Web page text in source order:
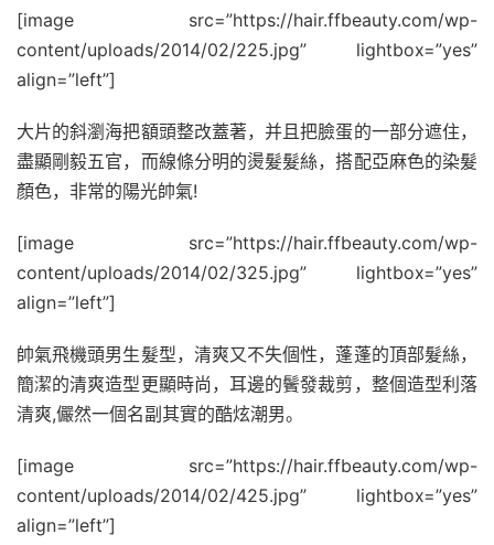
[image src=”https://hair.ffbeauty.com/wp-
content/uploads/2014/02/225.jpg” lightbox=”yes”
align=”left”]
大片的斜瀏海把額頭整改蓋著，并且把臉蛋的一部分遮住，
盡顯剛毅五官，而線條分明的燙髮髮絲，搭配亞麻色的染髮
顏色，非常的陽光帥氣!
[image src=”https://hair.ffbeauty.com/wp-
content/uploads/2014/02/325.jpg” lightbox=”yes”
align=”left”]
帥氣飛機頭男生髮型，清爽又不失個性，蓬蓬的頂部髮絲，
簡潔的清爽造型更顯時尚，耳邊的鬢發裁剪，整個造型利落
清爽,儼然一個名副其實的酷炫潮男。
[image src=”https://hair.ffbeauty.com/wp-
content/uploads/2014/02/425.jpg” lightbox=”yes”
align=”left”]